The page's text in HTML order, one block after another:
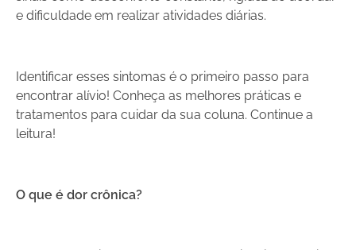
e dificuldade em realizar atividades diárias.
Identificar esses sintomas é o primeiro passo para
encontrar alívio! Conheça as melhores práticas e
tratamentos para cuidar da sua coluna. Continue a
leitura!
O que é dor crônica?